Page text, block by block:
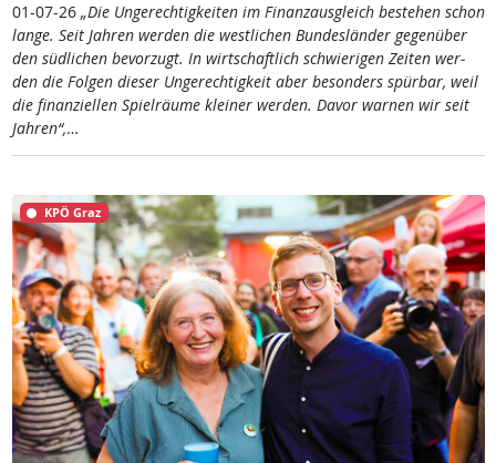
01-07-26 „Die Un­ge­rech­tig­kei­ten im Fi­nanz­aus­g­leich be­ste­hen schon
lan­ge. Seit Jah­ren wer­den die west­li­chen Bun­des­län­der ge­gen­über
den süd­li­chen be­vor­zugt. In wirt­schaft­lich schwie­ri­gen Zei­ten wer­
den die Fol­gen die­ser Un­ge­rech­tig­keit aber be­son­ders spür­bar, weil
die fi­nan­zi­el­len Spiel­räu­me klei­ner wer­den. Da­vor war­nen wir seit
Jah­ren“,…
KPÖ Graz